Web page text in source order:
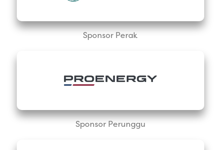
Sponsor Perak
Sponsor Perunggu